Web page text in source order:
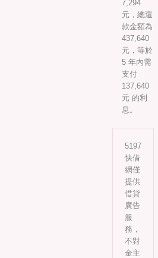
7,294
元，總還
款金額為
437,640
元，等於
5 年內需
支付
137,640
元 的利
息。
5197
快借
網僅
提供
借貸
廣告
服
務，
不對
金主